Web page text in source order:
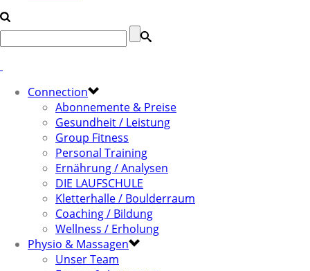
Connection
Abonnemente & Preise
Gesundheit / Leistung
Group Fitness
Personal Training
Ernährung / Analysen
DIE LAUFSCHULE
Kletterhalle / Boulderraum
Coaching / Bildung
Wellness / Erholung
Physio & Massagen
Unser Team